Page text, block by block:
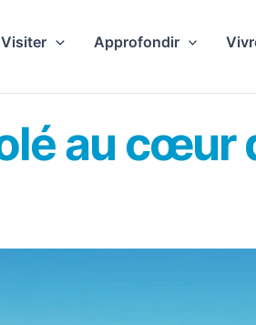
Visiter Approfondir
au cœur